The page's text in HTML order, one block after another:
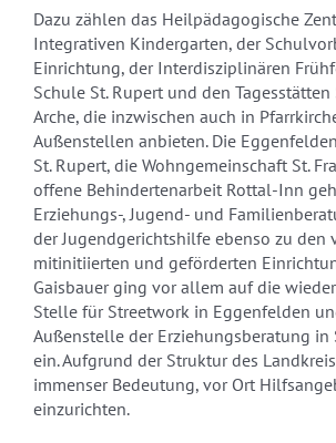
Dazu zählen das Heilpädagogische
Integrativen Kindergarten, der
Einrichtung, der Interdisziplinären
Schule St. Rupert und den Tagesstätten
Arche, die inzwischen auch in
Außenstellen anbieten. Die
St. Rupert, die Wohngemeinschaft St.
offene Behindertenarbeit Rottal-Inn
Erziehungs-, Jugend- und
der Jugendgerichtshilfe ebenso zu den
mitinitiierten und geförderten
Gaisbauer ging vor allem auf die
Stelle für Streetwork in Eggenfelden
Außenstelle der Erziehungsberatung in
ein. Aufgrund der Struktur des
immenser Bedeutung, vor Ort
einzurichten.